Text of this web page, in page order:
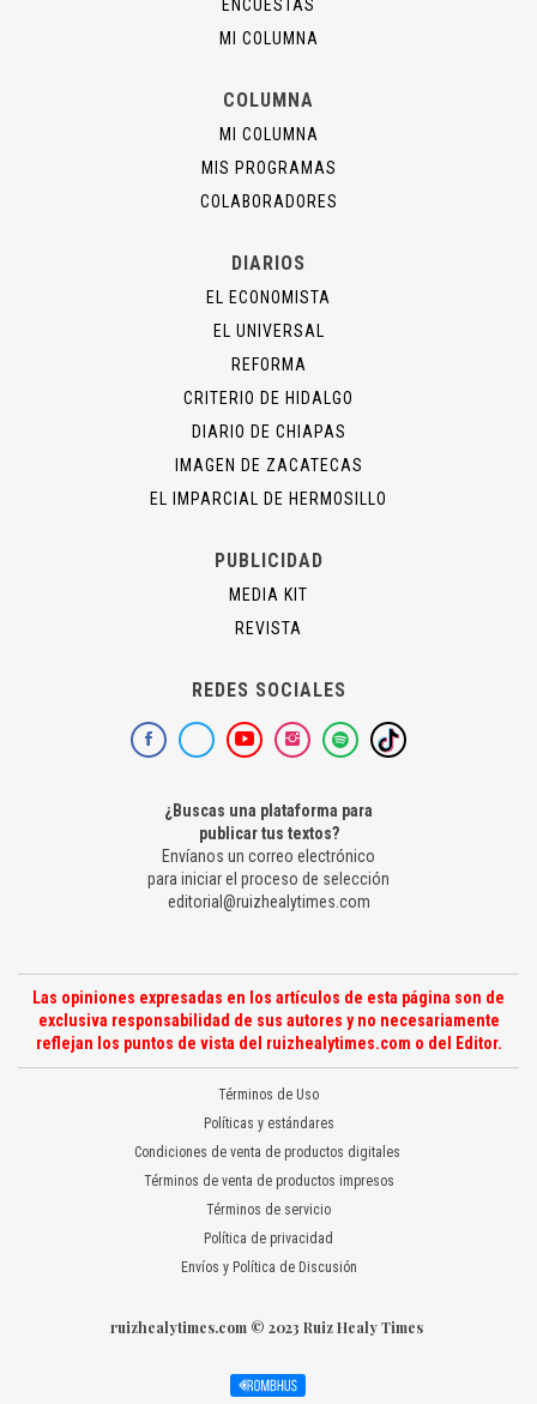
ENCUESTAS
MI COLUMNA
COLUMNA
MI COLUMNA
MIS PROGRAMAS
COLABORADORES
DIARIOS
EL ECONOMISTA
EL UNIVERSAL
REFORMA
CRITERIO DE HIDALGO
DIARIO DE CHIAPAS
IMAGEN DE ZACATECAS
EL IMPARCIAL DE HERMOSILLO
PUBLICIDAD
MEDIA KIT
REVISTA
REDES SOCIALES
¿Buscas una plataforma para
publicar tus textos?
Envíanos un correo electrónico
para iniciar el proceso de selección
editorial@ruizhealytimes.com
Las opiniones expresadas en los artículos de esta página son de
exclusiva responsabilidad de sus autores y no necesariamente
reflejan los puntos de vista del ruizhealytimes.com o del Editor.
Términos de Uso
Políticas y estándares
Condiciones de venta de productos digitales
Términos de venta de productos impresos
Términos de servicio
Política de privacidad
Envíos y Política de Discusión
ruizhealytimes.com © 2023 Ruiz Healy Times